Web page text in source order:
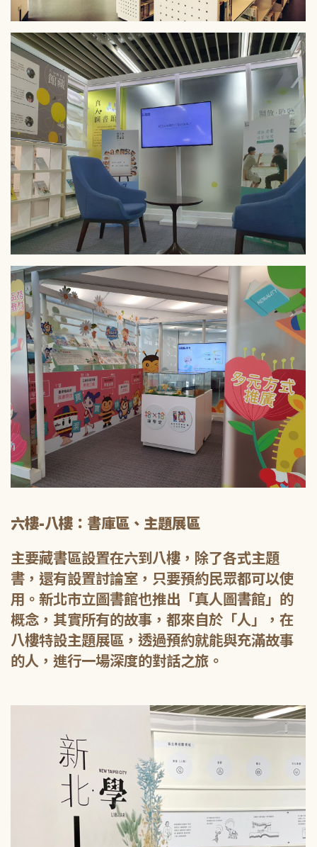
六樓-八樓：書庫區、主題展區
主要藏書區設置在六到八樓，除了各式主題
書，還有設置討論室，只要預約民眾都可以使
用。新北市立圖書館也推出「真人圖書館」的
概念，其實所有的故事，都來自於「人」，在
八樓特設主題展區，透過預約就能與充滿故事
的人，進行一場深度的對話之旅。